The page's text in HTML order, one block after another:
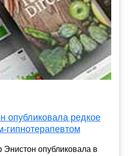
опубликовала редкое
опубликовала в